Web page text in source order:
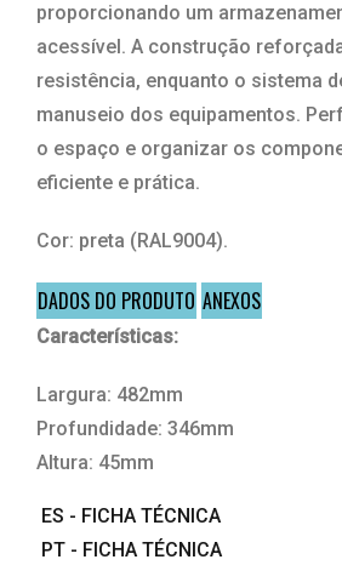
proporcionando um
acessível. A construção
resistência, enquanto o sistema
manuseio dos equipamentos.
o espaço e organizar os
eficiente e prática.
Cor: preta (RAL9004).
DADOS DO PRODUTO ANEXOS
Características:
Largura: 482mm
Profundidade: 346mm
Altura: 45mm
ES - FICHA TÉCNICA
PT - FICHA TÉCNICA